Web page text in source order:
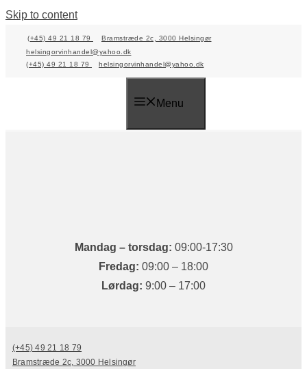
Skip to content
(+45) 49 21 18 79
Bramstræde 2c, 3000 Helsingør
helsingorvinhandel@yahoo.dk
(+45) 49 21 18 79
helsingorvinhandel@yahoo.dk
Menu
Mandag​ – torsdag: 09:00-17:30
Fredag: 09:00 – 18:00​
Lørdag: 9:00 – 17:00​
(+45) 49 21 18 79
Bramstræde 2c, 3000 Helsingør